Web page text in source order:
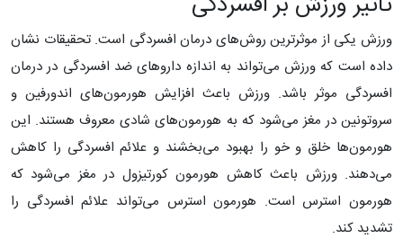
ورزش یکی از موثرترین روش‌های درمان افسردگی است. تحقیقات نشان
داده است که ورزش می‌تواند به اندازه داروهای ضد افسردگی در درمان
افسردگی موثر باشد. ورزش باعث افزایش هورمون‌های اندورفین و
سروتونین در مغز می‌شود که به هورمون‌های شادی معروف هستند. این
هورمون‌ها خلق و خو را بهبود می‌بخشند و علائم افسردگی را کاهش
می‌دهند. ورزش باعث کاهش هورمون کورتیزول در مغز می‌شود که
هورمون استرس است. هورمون استرس می‌تواند علائم افسردگی را
تشدید کند.